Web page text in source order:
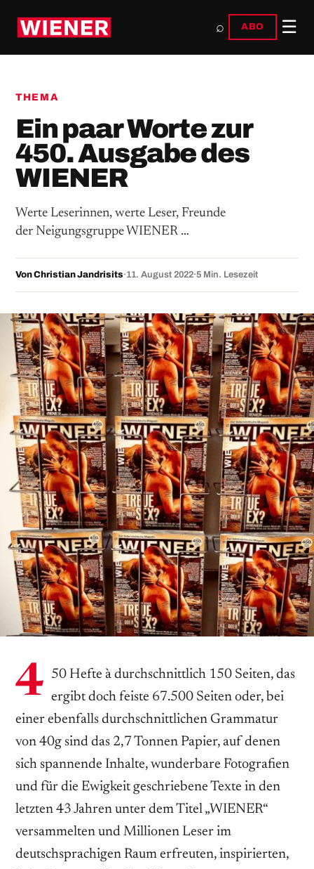
⌕ ABO ☰
THEMA
Ein paar Worte zur
450. Ausgabe des
WIENER
Werte Leserinnen, werte Leser, Freunde
der Neigungsgruppe WIENER …
Von Christian Jandrisits·11. August 2022·5 Min. Lesezeit
4 50 Hefte à durchschnittlich 150 Seiten, das
ergibt doch feiste 67.500 Seiten oder, bei
einer ebenfalls durchschnittlichen Grammatur
von 40g sind das 2,7 Tonnen Papier, auf denen
sich spannende Inhalte, wunderbare Fotografien
und für die Ewigkeit geschriebene ­Texte in den
letzten 43 Jahren unter dem Titel „WIENER“
versammelten und Millionen Leser im
deutschsprachigen Raum erfreuten, inspirierten,